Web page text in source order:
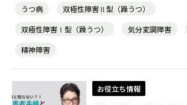
うつ病
双極性障害Ⅱ型（躁うつ）
双極性障害Ⅰ型（躁うつ）
気分変調障害
精神障害
お役立ち情報